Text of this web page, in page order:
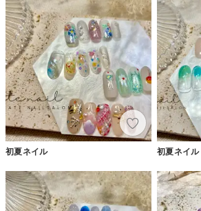
初夏ネイル 初夏ネイル